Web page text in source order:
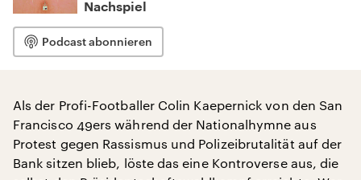
Nachspiel
Podcast abonnieren
Als der Profi-Footballer Colin Kaepernick von den San
Francisco 49ers während der Nationalhymne aus
Protest gegen Rassismus und Polizeibrutalität auf der
Bank sitzen blieb, löste das eine Kontroverse aus, die